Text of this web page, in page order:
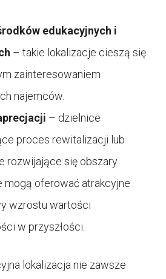
edukacyjnych i
– takie lokalizacje cieszą się
zainteresowaniem
najemców.
– dzielnice
proces rewitalizacji lub
rozwijające się obszary
mogą oferować atrakcyjne
wzrostu wartości
w przyszłości.
lokalizacja nie zawsze